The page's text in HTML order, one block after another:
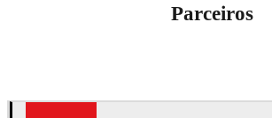
Parceiros